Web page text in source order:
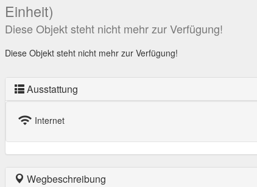
Einheit)
Diese Objekt steht nicht mehr zur Verfügung!
Diese Objekt steht nicht mehr zur Verfügung!
Ausstattung
wifi Internet
Wegbeschreibung